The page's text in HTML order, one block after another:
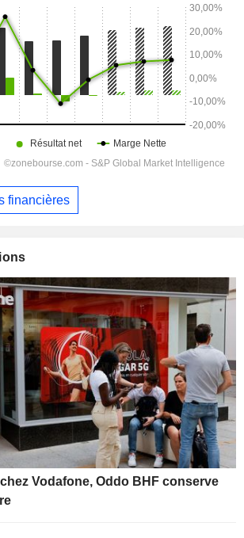
financières
Vodafone, Oddo BHF conserve